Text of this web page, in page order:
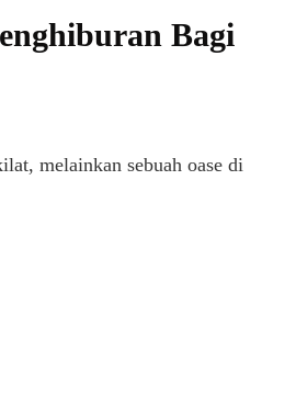
Bagi
melainkan sebuah oase di